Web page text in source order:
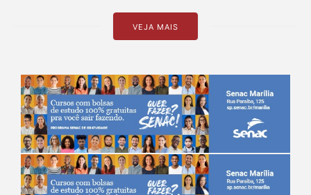
VEJA MAIS